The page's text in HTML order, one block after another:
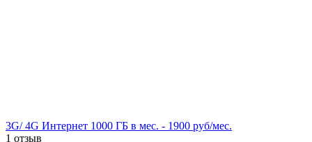
3G/ 4G Интернет 1000 ГБ в мес. - 1900 руб/мес.
1 отзыв